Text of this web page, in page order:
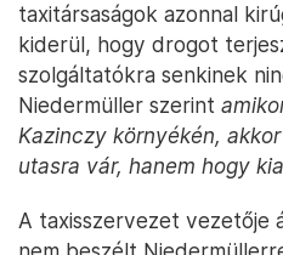
taxitársaságok azonnal
kiderül, hogy drogot
szolgáltatókra senkinek
Niedermüller szerint
Kazinczy környékén,
utasra vár, hanem hogy
A taxisszervezet vezetője